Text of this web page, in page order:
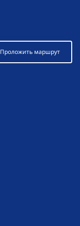
Проложить маршрут